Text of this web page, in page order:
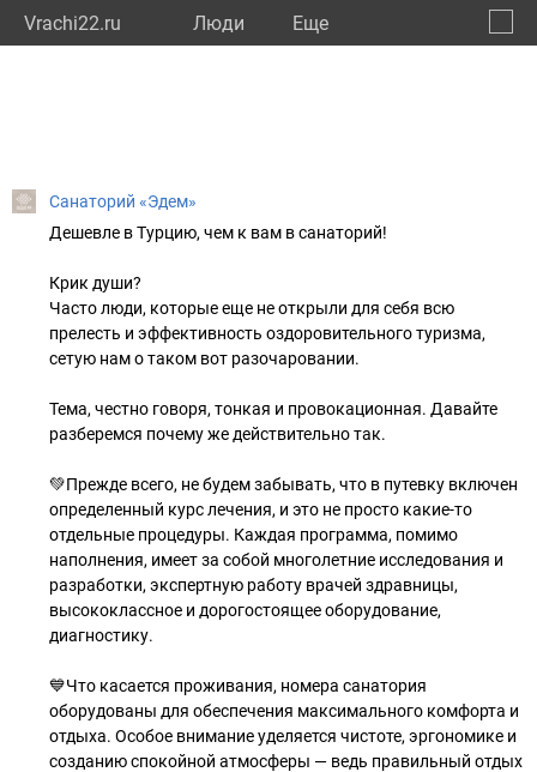
Vrachi22.ru Люди Eще
Санаторий «Эдем»
Дешевле в Турцию, чем к вам в санаторий!
Крик души?
Часто люди, которые еще не открыли для себя всю
прелесть и эффективность оздоровительного туризма,
сетую нам о таком вот разочаровании.
Тема, честно говоря, тонкая и провокационная. Давайте
разберемся почему же действительно так.
💚Прежде всего, не будем забывать, что в путевку включен
определенный курс лечения, и это не просто какие-то
отдельные процедуры. Каждая программа, помимо
наполнения, имеет за собой многолетние исследования и
разработки, экспертную работу врачей здравницы,
высококлассное и дорогостоящее оборудование,
диагностику.
💙Что касается проживания, номера санатория
оборудованы для обеспечения максимального комфорта и
отдыха. Особое внимание уделяется чистоте, эргономике и
созданию спокойной атмосферы — ведь правильный отдых